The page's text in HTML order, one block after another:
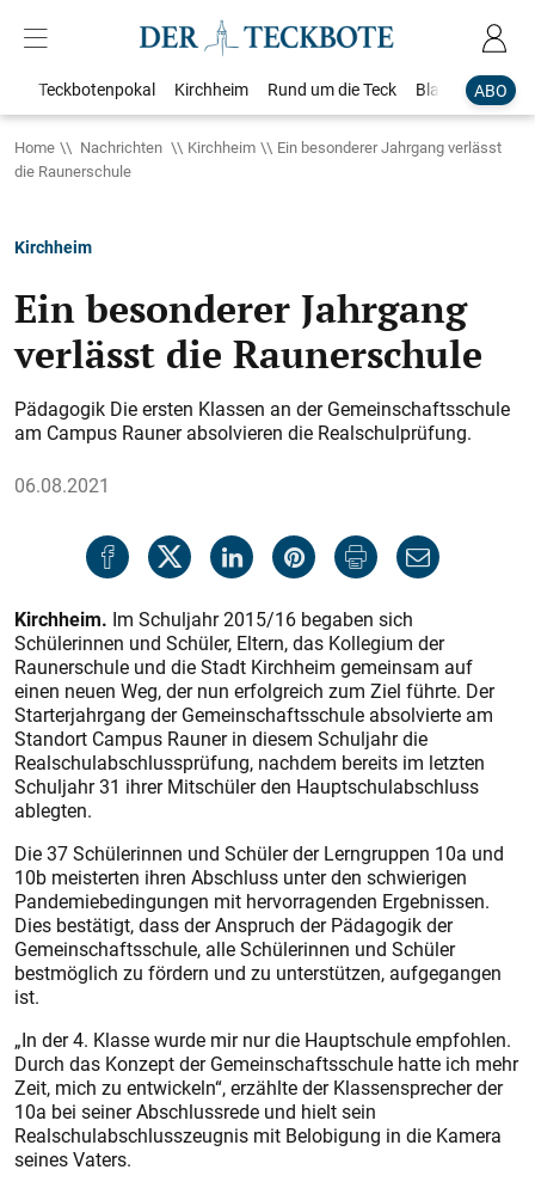
ABO
Teckbotenpokal Kirchheim Rund um die Teck Blaulicht
Home Nachrichten Kirchheim
Ein besonderer Jahrgang verlässt
die Raunerschule
Kirchheim
Ein besonderer Jahrgang
verlässt die Raunerschule
Pädagogik Die ersten Klassen an der Gemeinschaftsschule
am Campus Rauner absolvieren die Realschulprüfung.
06.08.2021
Kirchheim. Im Schuljahr 2015/16 begaben sich
Schülerinnen und Schüler, Eltern, das Kollegium der
Raunerschule und die Stadt Kirchheim gemeinsam auf
einen neuen Weg, der nun erfolgreich zum Ziel führte. Der
Starterjahrgang der Gemeinschaftsschule absolvierte am
Standort Campus Rauner in diesem Schuljahr die
Realschulabschlussprüfung, nachdem bereits im letzten
Schuljahr 31 ihrer Mitschüler den Hauptschulabschluss
ablegten.
Die 37 Schülerinnen und Schüler der Lerngruppen 10a und
10b meisterten ihren Abschluss unter den schwierigen
Pandemiebedingungen mit hervorragenden Ergebnissen.
Dies bestätigt, dass der Anspruch der Pädagogik der
Gemeinschaftsschule, alle Schülerinnen und Schüler
bestmöglich zu fördern und zu unterstützen, aufgegangen
ist.
„In der 4. Klasse wurde mir nur die Hauptschule empfohlen.
Durch das Konzept der Gemeinschaftsschule hatte ich mehr
Zeit, mich zu entwickeln“, erzählte der Klassensprecher der
10a bei seiner Abschlussrede und hielt sein
Realschulabschlusszeugnis mit Belobigung in die Kamera
seines Vaters.